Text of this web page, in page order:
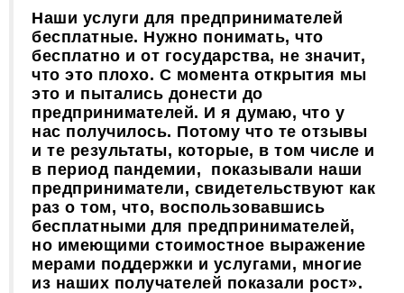
Наши услуги для предпринимателей
бесплатные. Нужно понимать, что
бесплатно и от государства, не значит,
что это плохо. С момента открытия мы
это и пытались донести до
предпринимателей. И я думаю, что у
нас получилось. Потому что те отзывы
и те результаты, которые, в том числе и
в период пандемии, показывали наши
предприниматели, свидетельствуют как
раз о том, что, воспользовавшись
бесплатными для предпринимателей,
но имеющими стоимостное выражение
мерами поддержки и услугами, многие
из наших получателей показали рост».